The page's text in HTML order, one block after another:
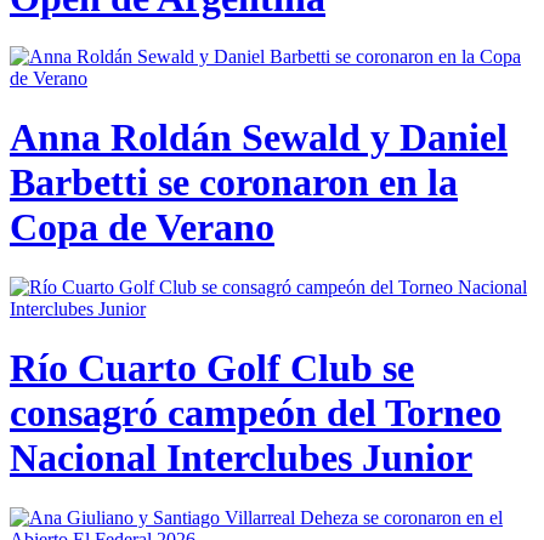
Anna Roldán Sewald y Daniel
Barbetti se coronaron en la
Copa de Verano
Río Cuarto Golf Club se
consagró campeón del Torneo
Nacional Interclubes Junior